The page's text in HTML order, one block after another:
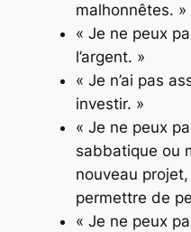
malhonnêtes. »
« Je ne peux
l’argent. »
« Je n’ai pas
investir. »
« Je ne peux
sabbatique ou
nouveau
permettre de
« Je ne peux